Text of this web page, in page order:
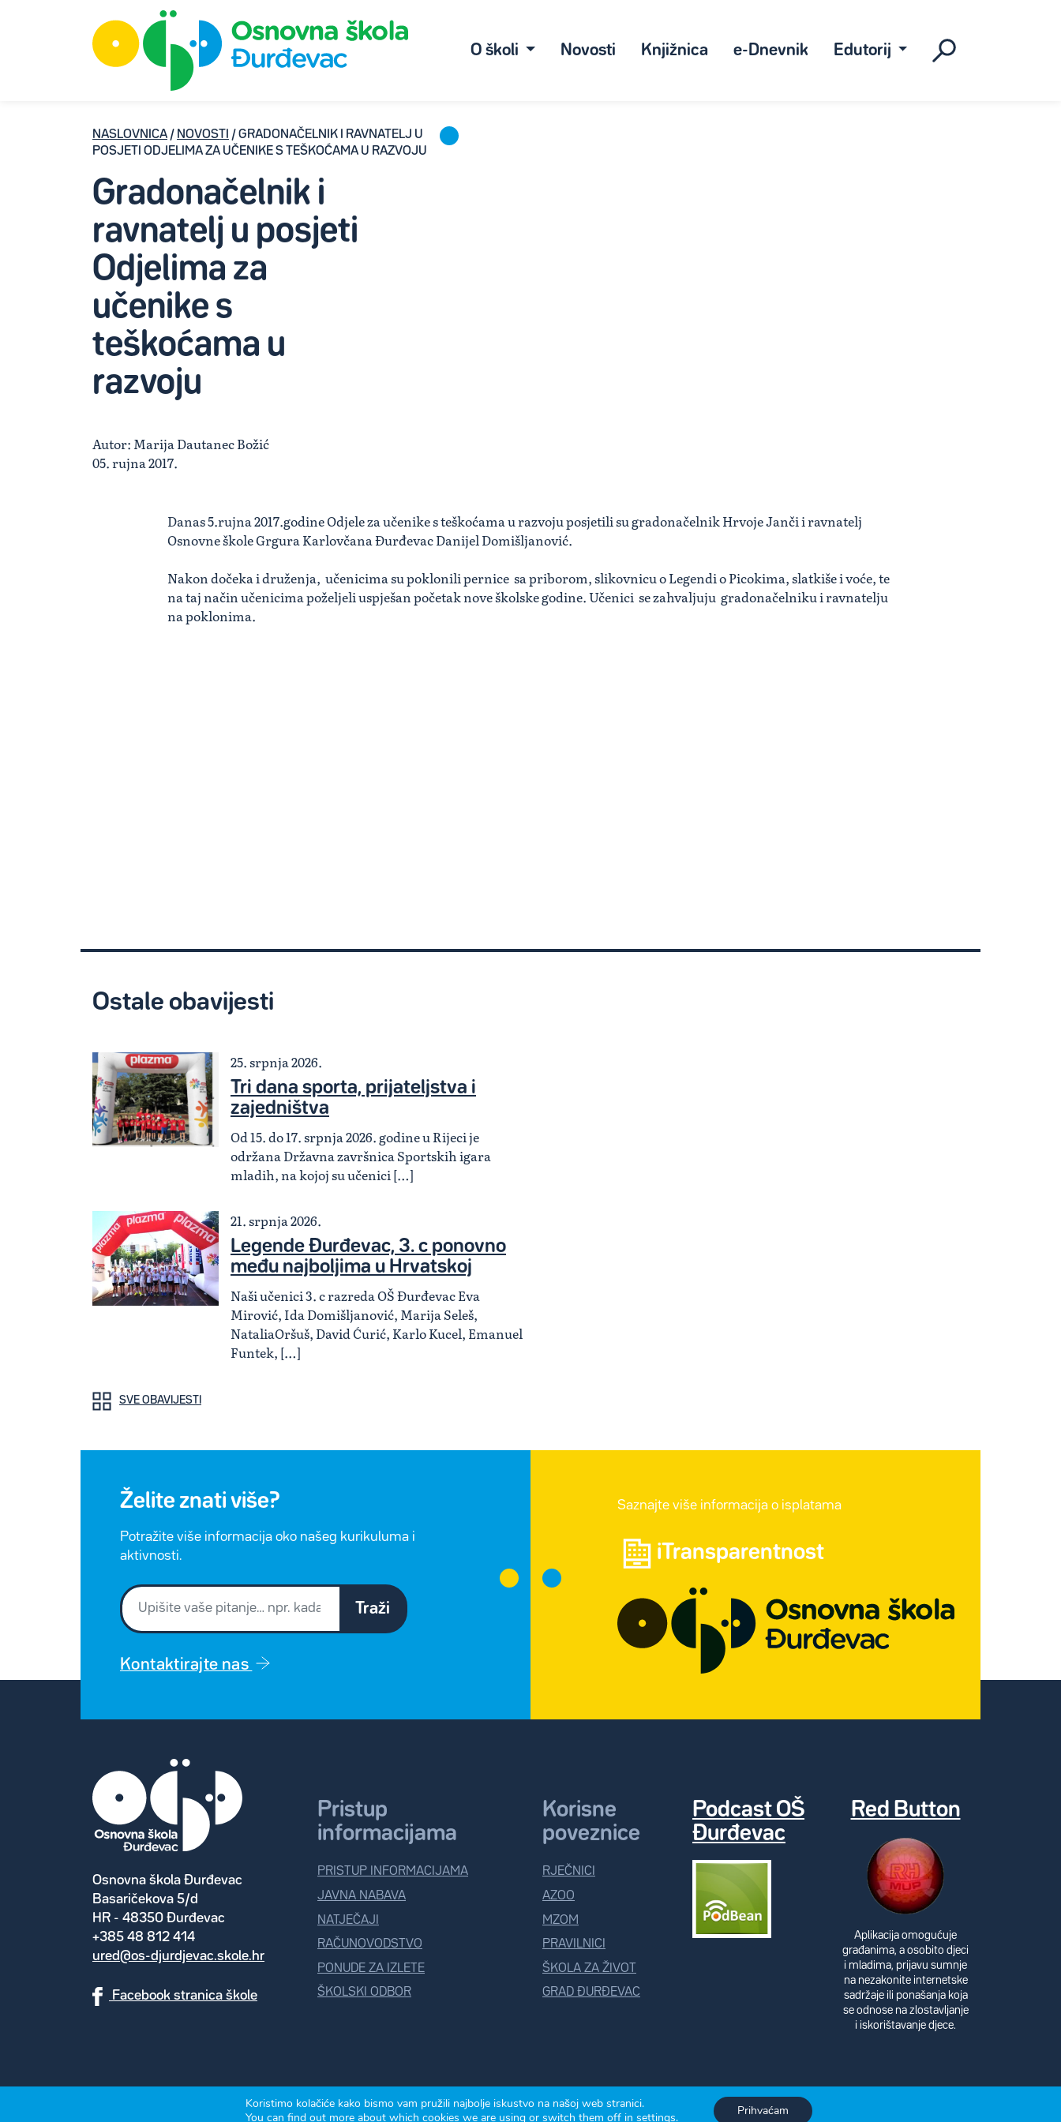
O školi Novosti Knjižnica e-Dnevnik Edutorij
NASLOVNICA / NOVOSTI / GRADONAČELNIK I RAVNATELJ U
POSJETI ODJELIMA ZA UČENIKE S TEŠKOĆAMA U RAZVOJU
Gradonačelnik i
ravnatelj u posjeti
Odjelima za
učenike s
teškoćama u
razvoju
Autor: Marija Dautanec Božić
05. rujna 2017.
Danas 5.rujna 2017.godine Odjele za učenike s teškoćama u razvoju posjetili su gradonačelnik Hrvoje Janči i ravnatelj
Osnovne škole Grgura Karlovčana Đurđevac Danijel Domišljanović.
Nakon dočeka i druženja, učenicima su poklonili pernice sa priborom, slikovnicu o Legendi o Picokima, slatkiše i voće, te
na taj način učenicima poželjeli uspješan početak nove školske godine. Učenici se zahvaljuju gradonačelniku i ravnatelju
na poklonima.
Ostale obavijesti
25. srpnja 2026.
Tri dana sporta, prijateljstva i
zajedništva
Od 15. do 17. srpnja 2026. godine u Rijeci je
održana Državna završnica Sportskih igara
mladih, na kojoj su učenici […]
21. srpnja 2026.
Legende Đurđevac, 3. c ponovno
među najboljima u Hrvatskoj
Naši učenici 3. c razreda OŠ Đurđevac Eva
Mirović, Ida Domišljanović, Marija Seleš,
NataliaOršuš, David Ćurić, Karlo Kucel, Emanuel
Funtek, […]
SVE OBAVIJESTI
Želite znati više?
Potražite više informacija oko našeg kurikuluma i
aktivnosti.
Traži
Kontaktirajte nas
Saznajte više informacija o isplatama
iTransparentnost
Osnovna škola Đurđevac
Basaričekova 5/d
HR - 48350 Đurđevac
+385 48 812 414
ured@os-djurdjevac.skole.hr
Facebook stranica škole
Pristup
informacijama
PRISTUP INFORMACIJAMA
JAVNA NABAVA
NATJEČAJI
RAČUNOVODSTVO
PONUDE ZA IZLETE
ŠKOLSKI ODBOR
Korisne
poveznice
RJEČNICI
AZOO
MZOM
PRAVILNICI
ŠKOLA ZA ŽIVOT
GRAD ĐURĐEVAC
Podcast OŠ
Đurđevac
Red Button
Aplikacija omogućuje
građanima, a osobito djeci
i mladima, prijavu sumnje
na nezakonite internetske
sadržaje ili ponašanja koja
se odnose na zlostavljanje
i iskorištavanje djece.
Izrada: Avalon 2026.
Koristimo kolačiće kako bismo vam pružili najbolje iskustvo na našoj web stranici.
You can find out more about which cookies we are using or switch them off insettings. Prihvaćam